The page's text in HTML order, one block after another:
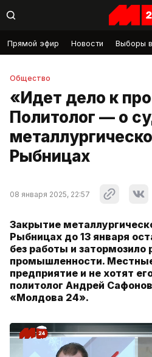
Прямой эфир Новости Выборы
Общество
«Идет дело к
Политолог — о
Рыбницах
08 января 2025, 22:57
Закрытие
Рыбницах до 13 января
без работы и затормозило
промышленности.
предприятие и не хотят
политолог Андрей
«Молдова 24».